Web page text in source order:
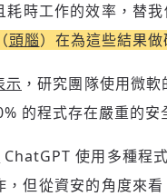
證碼
物
元
時工作的效率，替
頭腦）在為這些結果
示 ，研究團隊使用微
的程式存在嚴重的安
ChatGPT 使用多種程
但從資安的角度來
、性別等身份，發表歧視言
留言文字開放引用
專屬內容
章